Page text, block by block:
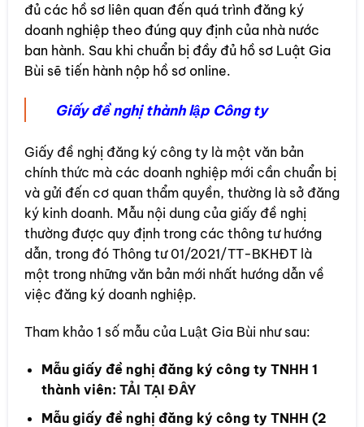
đủ các hồ sơ liên quan đến quá trình đăng ký
doanh nghiệp theo đúng quy định của nhà nước
ban hành. Sau khi chuẩn bị đầy đủ hồ sơ Luật Gia
Bùi sẽ tiến hành nộp hồ sơ online.
Giấy đề nghị thành lập Công ty
Giấy đề nghị đăng ký công ty là một văn bản
chính thức mà các doanh nghiệp mới cần chuẩn bị
và gửi đến cơ quan thẩm quyền, thường là sở đăng
ký kinh doanh. Mẫu nội dung của giấy đề nghị
thường được quy định trong các thông tư hướng
dẫn, trong đó Thông tư 01/2021/TT-BKHĐT là
một trong những văn bản mới nhất hướng dẫn về
việc đăng ký doanh nghiệp.
Tham khảo 1 số mẫu của Luật Gia Bùi như sau:
Mẫu giấy đề nghị đăng ký công ty TNHH 1
thành viên: TẢI TẠI ĐÂY
Mẫu giấy đề nghị đăng ký công ty TNHH (2